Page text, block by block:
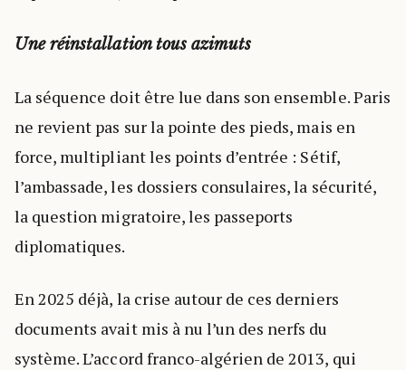
Une réinstallation tous azimuts
La séquence doit être lue dans son ensemble. Paris
ne revient pas sur la pointe des pieds, mais en
force, multipliant les points d’entrée : Sétif,
l’ambassade, les dossiers consulaires, la sécurité,
la question migratoire, les passeports
diplomatiques.
En 2025 déjà, la crise autour de ces derniers
documents avait mis à nu l’un des nerfs du
système. L’accord franco-algérien de 2013, qui